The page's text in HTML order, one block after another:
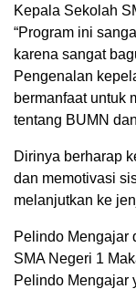
Kepala Sekolah
“Program ini
karena sangat
Pengenalan
bermanfaat untuk
tentang BUMN
Dirinya berharap
dan memotivasi
melanjutkan ke
Pelindo Mengajar
SMA Negeri 1
Pelindo Mengajar